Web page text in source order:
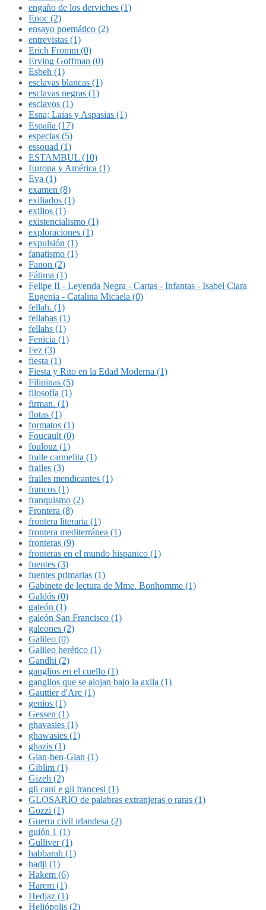
engaño de los derviches (1)
Enoc (2)
ensayo poemático (2)
entrevistas (1)
Erich Fromm (0)
Erving Goffman (0)
Esbeh (1)
esclavas blancas (1)
esclavas negras (1)
esclavos (1)
Esna; Laïas y Aspasias (1)
España (17)
especias (5)
essouad (1)
ESTAMBUL (10)
Europa y América (1)
Eva (1)
examen (8)
exiliados (1)
exilios (1)
existencialismo (1)
exploraciones (1)
expulsión (1)
fanatismo (1)
Fanon (2)
Fátima (1)
Felipe II - Leyenda Negra - Cartas - Infantas - Isabel Clara
Eugenia - Catalina Micaela (0)
fellah. (1)
fellahas (1)
fellahs (1)
Fenicia (1)
Fez (3)
fiesta (1)
Fiesta y Rito en la Edad Moderna (1)
Filipinas (5)
filosofía (1)
firman. (1)
flotas (1)
formatos (1)
Foucault (0)
foulouz (1)
fraile carmelita (1)
frailes (3)
frailes mendicantes (1)
francos (1)
franquismo (2)
Frontera (8)
frontera literaria (1)
frontera mediterránea (1)
fronteras (9)
fronteras en el mundo hispanico (1)
fuentes (3)
fuentes primarias (1)
Gabinete de lectura de Mme. Bonhomme (1)
Galdós (0)
galeón (1)
galeón San Francisco (1)
galeones (2)
Galileo (0)
Galileo herético (1)
Gandhi (2)
ganglios en el cuello (1)
ganglios que se alojan bajo la axila (1)
Gauttier d'Arc (1)
genios (1)
Gessen (1)
ghavasies (1)
ghawasies (1)
ghazis (1)
Gian-ben-Gian (1)
Giblim (1)
Gizeh (2)
gli cani e gli francesi (1)
GLOSARIO de palabras extranjeras o raras (1)
Gozzi (1)
Guerra civil irlandesa (2)
guión 1 (1)
Gulliver (1)
habbarah (1)
hadji (1)
Hakem (6)
Harem (1)
Hedjaz (1)
Heliópolis (2)